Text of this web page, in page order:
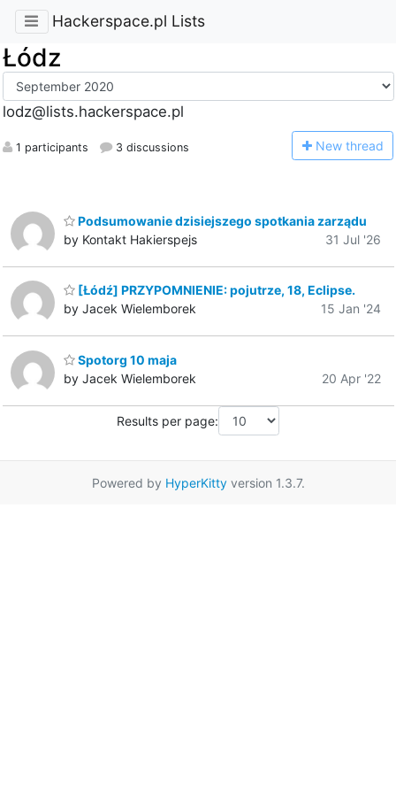
Hackerspace.pl Lists
Łódz
lodz@lists.hackerspace.pl
1 participants 3 discussions New thread
Podsumowanie dzisiejszego spotkania zarządu
by Kontakt Hakierspejs
31 Jul '26
[Łódź] PRZYPOMNIENIE: pojutrze, 18, Eclipse.
by Jacek Wielemborek
15 Jan '24
Spotorg 10 maja
by Jacek Wielemborek
20 Apr '22
Results per page:
Powered by HyperKittyversion 1.3.7.